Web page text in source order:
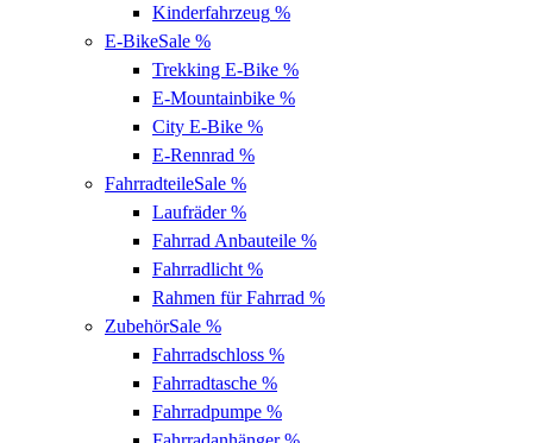
Kinderfahrzeug %
E-BikeSale %
Trekking E-Bike %
E-Mountainbike %
City E-Bike %
E-Rennrad %
FahrradteileSale %
Laufräder%
Fahrrad Anbauteile %
Fahrradlicht %
Rahmen für Fahrrad %
ZubehörSale %
Fahrradschloss %
Fahrradtasche %
Fahrradpumpe %